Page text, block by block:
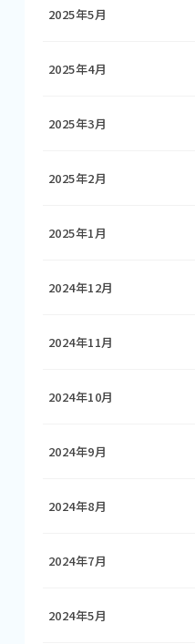
2025年5月
2025年4月
2025年3月
2025年2月
2025年1月
2024年12月
2024年11月
2024年10月
2024年9月
2024年8月
2024年7月
2024年5月